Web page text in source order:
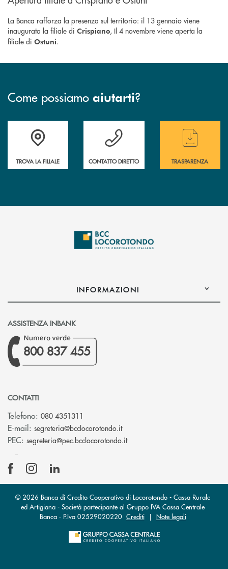
La Banca rafforza la presenza sul territorio: il 13 gennaio viene
inaugurata la filiale di Crispiano, Il 4 novembre viene aperta la
filiale di Ostuni.
Come possiamo aiutarti?
Accedi all' elenco completo delle filiali
TROVA LA FILIALE
Hai bisogno di assistenza immediata ?
CONTATTO DIRETTO
Hai bisogno di
TRASPARENZA
INFORMAZIONI
ASSISTENZA INBANK
800 837 455
CONTATTI
Telefono: 080 4351311
E-mail: segreteria@bcclocorotondo.it(si apre l’app di posta
PEC: segreteria@pec.bcclocorotondo.it(si apre l’app di posta
© 2026 Banca di Credito Cooperativo di Locorotondo - Cassa Rurale
ed Artigiana - Società partecipante al Gruppo IVA Cassa Centrale
Banca · P.Iva 02529020220 Crediti| Note legali